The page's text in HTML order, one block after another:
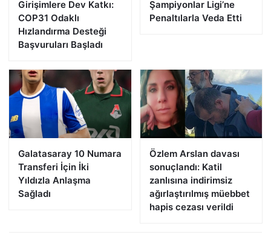
Girişimlere Dev Katkı:
COP31 Odaklı
Hızlandırma Desteği
Başvuruları Başladı
Şampiyonlar Ligi’ne
Penaltılarla Veda Etti
Galatasaray 10 Numara
Transferi İçin İki
Yıldızla Anlaşma
Sağladı
Özlem Arslan davası
sonuçlandı: Katil
zanlısına indirimsiz
ağırlaştırılmış müebbet
hapis cezası verildi